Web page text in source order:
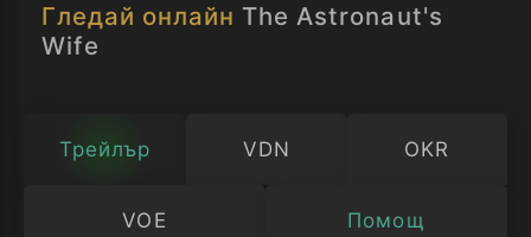
Гледай онлайн The Astronaut's
Wife
Трейлър VDN OKR
VOE Помощ